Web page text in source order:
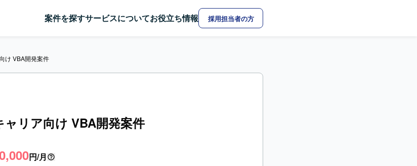
案件を探すサービスについてお役立ち情報 採用担当者の方
け VBA開発案件
ャリア向け VBA開発案件
円/月